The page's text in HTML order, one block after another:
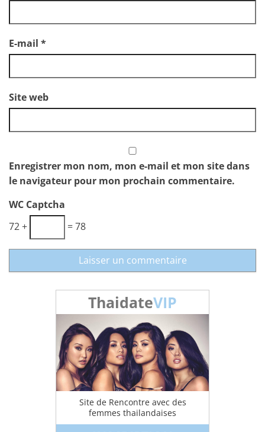
E-mail *
Site web
Enregistrer mon nom, mon e-mail et mon site dans
le navigateur pour mon prochain commentaire.
WC Captcha
72 +
= 78
ThaidateVIP
Site de Rencontre avec des
femmes thailandaises